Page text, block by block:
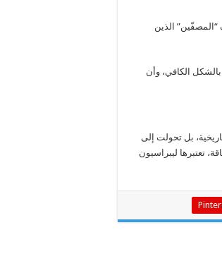
“المصفّين” الذين
الكافي، وأن
بل تحولت إلى
تعتبرها ليبراسيون